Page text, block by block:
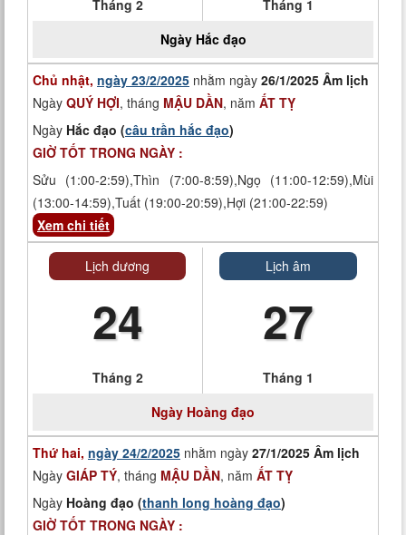
Tháng 2
Tháng 1
Ngày Hắc đạo
Chủ nhật, ngày 23/2/2025 nhằm ngày 26/1/2025 Âm lịch
Ngày QUÝ HỢI, tháng MẬU DẦN, năm ẤT TỴ
Ngày Hắc đạo (câu trần hắc đạo)
GIỜ TỐT TRONG NGÀY :
Sửu (1:00-2:59),Thìn (7:00-8:59),Ngọ (11:00-12:59),Mùi
(13:00-14:59),Tuất (19:00-20:59),Hợi (21:00-22:59)
Xem chi tiết
Lịch dương
24
Tháng 2
Lịch âm
27
Tháng 1
Ngày Hoàng đạo
Thứ hai, ngày 24/2/2025 nhằm ngày 27/1/2025 Âm lịch
Ngày GIÁP TÝ, tháng MẬU DẦN, năm ẤT TỴ
Ngày Hoàng đạo (thanh long hoàng đạo)
GIỜ TỐT TRONG NGÀY :